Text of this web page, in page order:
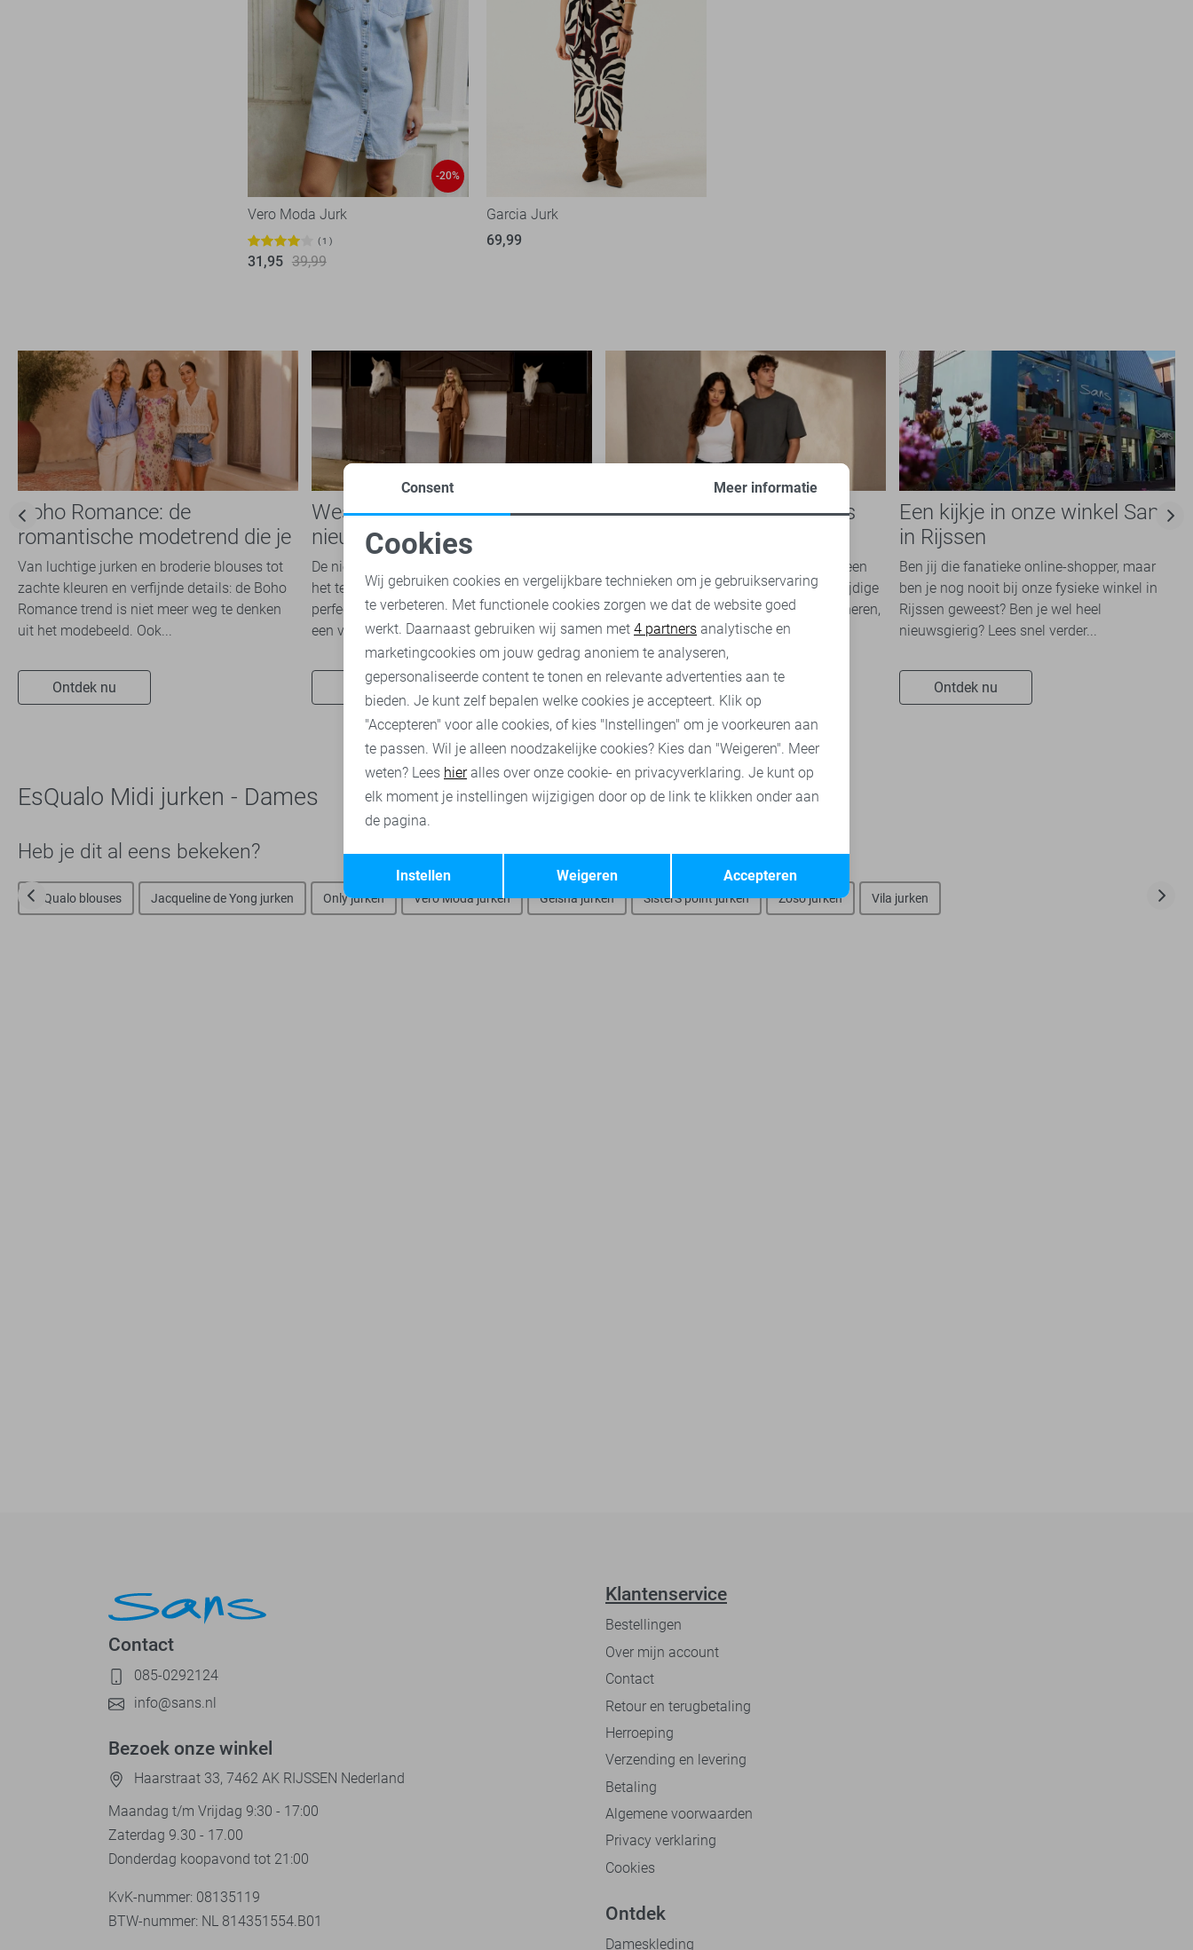
-20%
Vero Moda Jurk
1
31,95 39,99
Garcia Jurk
69,99
Boho Romance: de
romantische modetrend die je
dit seizoen overal ziet
Van luchtige jurken en broderie blouses tot
zachte kleuren en verfijnde details: de Boho
Romance trend is niet meer weg te denken
uit het modebeeld. Ook...
Ontdek nu
Western Ease: ontdek de
nieuwste Nukus kleding voor
het najaar 2026
De nieuwste Nukus collectie staat volledig in
het teken van Western Ease. Een thema dat
perfect aansluit bij vrouwen die houden van
een vrouwelijke stijl...
Ontdek nu
Basics: de onmisbare basis
Basics zijn tijdloze kledingstukken die een
belangrijke rol spelen binnen een veelzijdige
garderobe. Ze zijn eenvoudig te combineren,
onafhankelijk van...
Ontdek nu
Een kijkje in onze winkel Sans
in Rijssen
Ben jij die fanatieke online-shopper, maar
ben je nog nooit bij onze fysieke winkel in
Rijssen geweest? Ben je wel heel
nieuwsgierig? Lees snel verder...
Ontdek nu
EsQualo Midi jurken - Dames
Heb je dit al eens bekeken?
EsQualo blouses Jacqueline de Yong jurken Only jurken Vero Moda jurken Geisha jurken SisterS point jurken Zoso jurken Vila jurken
Contact
085-0292124
info@sans.nl
Bezoek onze winkel
Haarstraat 33, 7462 AK RIJSSEN Nederland
Maandag t/m Vrijdag 9:30 - 17:00
Zaterdag 9.30 - 17.00
Donderdag koopavond tot 21:00
KvK-nummer: 08135119
BTW-nummer: NL 814351554.B01
Klantenservice
Bestellingen
Over mijn account
Contact
Retour en terugbetaling
Herroeping
Verzending en levering
Betaling
Algemene voorwaarden
Privacy verklaring
Cookies
Ontdek
Dameskleding
Noodzakelijke cookies
Analytische cookies Marketing cookies
Terug Opslaan
Consent Meer informatie
Cookies
Wij gebruiken cookies en vergelijkbare technieken om je gebruikservaring
te verbeteren. Met functionele cookies zorgen we dat de website goed
werkt. Daarnaast gebruiken wij samen met 4 partners analytische en
marketingcookies om jouw gedrag anoniem te analyseren,
gepersonaliseerde content te tonen en relevante advertenties aan te
bieden. Je kunt zelf bepalen welke cookies je accepteert. Klik op
"Accepteren" voor alle cookies, of kies "Instellingen" om je voorkeuren aan
te passen. Wil je alleen noodzakelijke cookies? Kies dan "Weigeren". Meer
weten? Lees hieralles over onze cookie- en privacyverklaring. Je kunt op
elk moment je instellingen wijzigigen door op de link te klikken onder aan
de pagina.
Accepteren
Weigeren
Instellen